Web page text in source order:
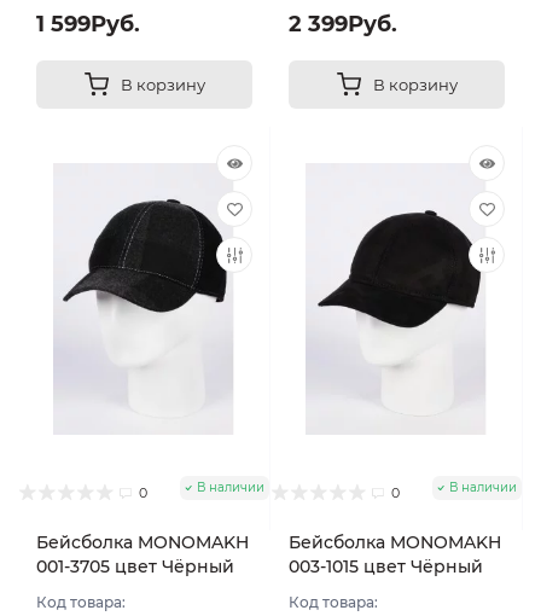
1 599Руб.
В корзину
2 399Руб.
В корзину
0 В наличии
Бейсболка MONOMAKH
001-3705 цвет Чёрный
Код товара:
0 В наличии
Бейсболка MONOMAKH
003-1015 цвет Чёрный
Код товара: